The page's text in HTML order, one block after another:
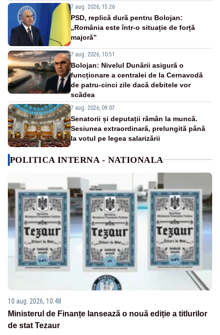
7 aug. 2026, 15:26
PSD, replică dură pentru Bolojan:
„România este într-o situație de forță
majoră”
7 aug. 2026, 10:51
Bolojan: Nivelul Dunării asigură o
funcționare a centralei de la Cernavodă
de patru-cinci zile dacă debitele vor
scădea
7 aug. 2026, 09:07
Senatorii și deputații rămân la muncă.
Sesiunea extraordinară, prelungită până
la votul pe legea salarizării
POLITICA INTERNA - NATIONALA
10 aug. 2026, 10:48
Ministerul de Finanțe lansează o nouă ediție a titlurilor
de stat Tezaur